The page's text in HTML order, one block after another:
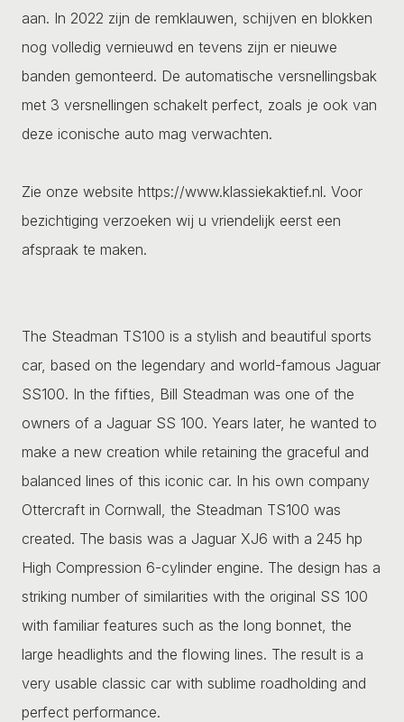
aan. In 2022 zijn de remklauwen, schijven en blokken
nog volledig vernieuwd en tevens zijn er nieuwe
banden gemonteerd. De automatische versnellingsbak
met 3 versnellingen schakelt perfect, zoals je ook van
deze iconische auto mag verwachten.
Zie onze website https://www.klassiekaktief.nl. Voor
bezichtiging verzoeken wij u vriendelijk eerst een
afspraak te maken.
The Steadman TS100 is a stylish and beautiful sports
car, based on the legendary and world-famous Jaguar
SS100. In the fifties, Bill Steadman was one of the
owners of a Jaguar SS 100. Years later, he wanted to
make a new creation while retaining the graceful and
balanced lines of this iconic car. In his own company
Ottercraft in Cornwall, the Steadman TS100 was
created. The basis was a Jaguar XJ6 with a 245 hp
High Compression 6-cylinder engine. The design has a
striking number of similarities with the original SS 100
with familiar features such as the long bonnet, the
large headlights and the flowing lines. The result is a
very usable classic car with sublime roadholding and
perfect performance.